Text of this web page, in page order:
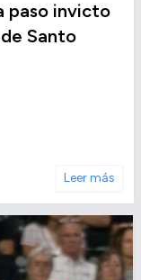
paso invicto
Santo
Leer más